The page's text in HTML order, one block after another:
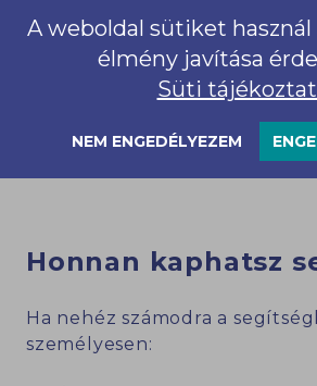
magabiztosan, önmagát
akkor a bántalmazó úgy érzi,
uralkodni a másik felett. Az
gyakran nincs annyi ÉN-ereje,
kikeveredjen ebből a
fontos a kívülállók
Honnan kaphatsz
Ha nehéz számodra a
személyesen:
A weboldal sütiket használ
élmény javítása
Süti
NEM ENGEDÉLYEZEM